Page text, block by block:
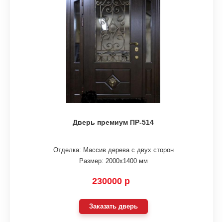
Дверь премиум ПР-514
Отделка: Массив дерева с двух сторон
Размер: 2000х1400 мм
230000 р
Заказать дверь